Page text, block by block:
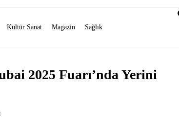
Kültür Sanat Magazin Sağlık
2025 Fuarı’nda Yerini